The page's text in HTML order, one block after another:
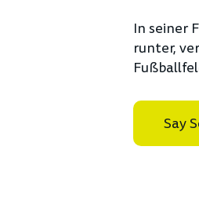
In seiner
runter,
Say